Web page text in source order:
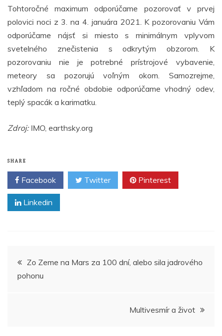
Tohtoročné maximum odporúčame pozorovať v prvej
polovici noci z 3. na 4. januára 2021. K pozorovaniu Vám
odporúčame nájsť si miesto s minimálnym vplyvom
svetelného znečistenia s odkrytým obzorom. K
pozorovaniu nie je potrebné prístrojové vybavenie,
meteory sa pozorujú voľným okom. Samozrejme,
vzhľadom na ročné obdobie odporúčame vhodný odev,
teplý spacák a karimatku.
Zdroj:IMO, earthsky.org
SHARE
Facebook Twitter Pinterest
Linkedin
Navigácia
Zo Zeme na Mars za 100 dní, alebo sila jadrového
pohonu
Multivesmír a život